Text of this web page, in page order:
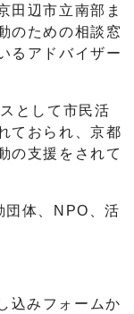
立南部ま
のための相談窓
るアドバイザー
市民活
ておられ、京都
の支援をされて
団体、NPO、活
込みフォームか